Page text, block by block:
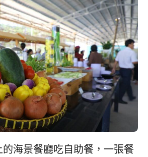
海景餐廳吃自助餐，一張餐